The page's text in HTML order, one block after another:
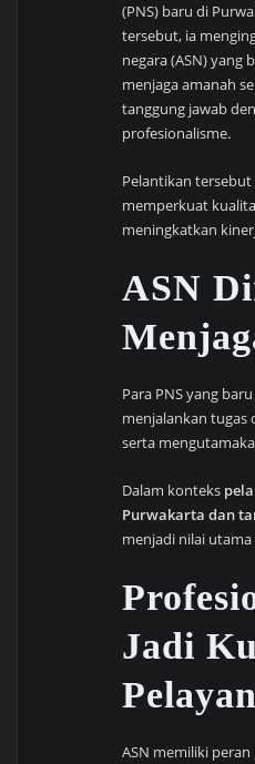
(PNS) baru di
tersebut, ia
negara (ASN) yang
menjaga amanah
tanggung jawab
profesionalisme.
Pelantikan
memperkuat
meningkatkan
ASN
Para PNS yang
menjalankan tugas
serta
Dalam konteks
Purwakarta dan
menjadi nilai
Jadi
ASN memiliki